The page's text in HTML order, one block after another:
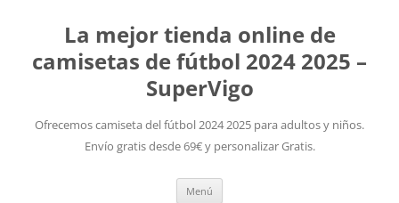
La mejor tienda online de
camisetas de fútbol 2024 2025 –
SuperVigo
Ofrecemos camiseta del fútbol 2024 2025 para adultos y niños.
Envío gratis desde 69€ y personalizar Gratis.
Menú